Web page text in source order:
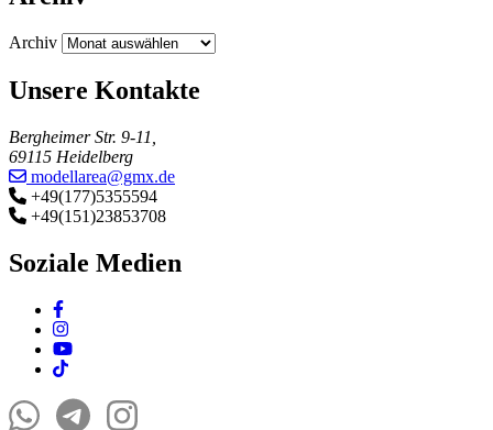
Archiv
Unsere Kontakte
Bergheimer Str. 9-11,
69115 Heidelberg
modellarea@gmx.de
+49(177)5355594
+49(151)23853708
Soziale Medien